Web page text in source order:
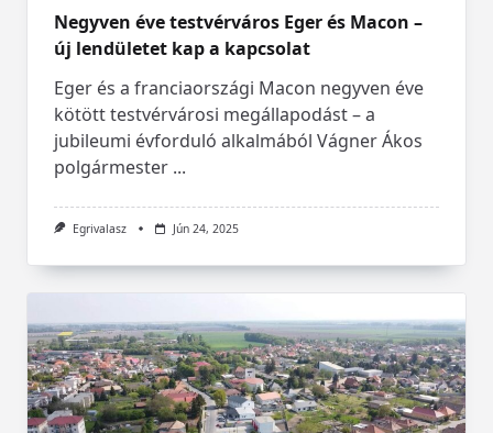
Negyven éve testvérváros Eger és Macon –
új lendületet kap a kapcsolat
Eger és a franciaországi Macon negyven éve
kötött testvérvárosi megállapodást – a
jubileumi évforduló alkalmából Vágner Ákos
polgármester ...
Egrivalasz Jún 24, 2025